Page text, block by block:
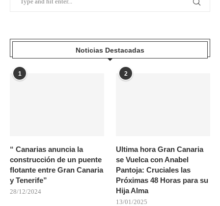
Noticias Destacadas
1
“ Canarias anuncia la
construcción de un puente
flotante entre Gran Canaria
y Tenerife”
28/12/2024
2
Ultima hora Gran Canaria
se Vuelca con Anabel
Pantoja: Cruciales las
Próximas 48 Horas para su
Hija Alma
13/01/2025